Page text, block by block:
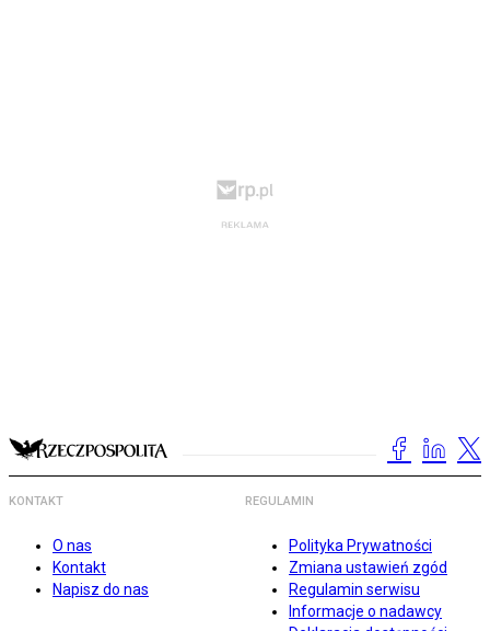
KONTAKT
O nas
Kontakt
Napisz do nas
REGULAMIN
Polityka Prywatności
Zmiana ustawień zgód
Regulamin serwisu
Informacje o nadawcy